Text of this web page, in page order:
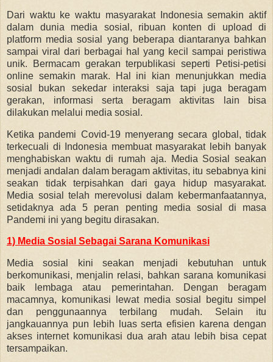
Dari waktu ke waktu masyarakat Indonesia semakin aktif
dalam dunia media sosial, ribuan konten di upload di
platform media sosial yang beberapa diantaranya bahkan
sampai viral dari berbagai hal yang kecil sampai peristiwa
unik. Bermacam gerakan terpublikasi seperti Petisi-petisi
online semakin marak. Hal ini kian menunjukkan media
sosial bukan sekedar interaksi saja tapi juga beragam
gerakan, informasi serta beragam aktivitas lain bisa
dilakukan melalui media sosial.
Ketika pandemi Covid-19 menyerang secara global, tidak
terkecuali di Indonesia membuat masyarakat lebih banyak
menghabiskan waktu di rumah aja. Media Sosial seakan
menjadi andalan dalam beragam aktivitas, itu sebabnya kini
seakan tidak terpisahkan dari gaya hidup masyarakat.
Media sosial telah merevolusi dalam kebermanfaatannya,
setidaknya ada 5 peran penting media sosial di masa
Pandemi ini yang begitu dirasakan.
1) Media Sosial Sebagai Sarana Komunikasi
Media sosial kini seakan menjadi kebutuhan untuk
berkomunikasi, menjalin relasi, bahkan sarana komunikasi
baik lembaga atau pemerintahan. Dengan beragam
macamnya, komunikasi lewat media sosial begitu simpel
dan penggunaannya terbilang mudah. Selain itu
jangkauannya pun lebih luas serta efisien karena dengan
akses internet komunikasi dua arah atau lebih bisa cepat
tersampaikan.